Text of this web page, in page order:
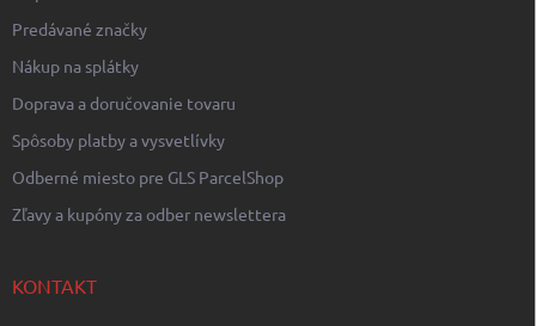
Predávané značky
Nákup na splátky
Doprava a doručovanie tovaru
Spôsoby platby a vysvetlívky
Odberné miesto pre GLS ParcelShop
Zľavy a kupóny za odber newslettera
KONTAKT